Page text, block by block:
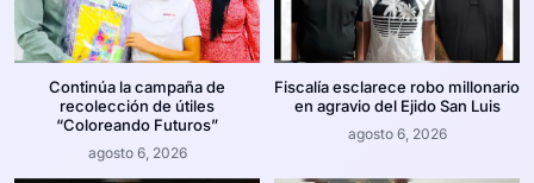
Continúa la campaña de
recolección de útiles
“Coloreando Futuros”
agosto 6, 2026
Fiscalía esclarece robo millonario
en agravio del Ejido San Luis
agosto 6, 2026